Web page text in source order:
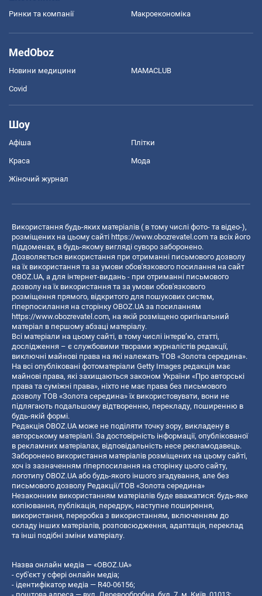
Ринки та компанії Макроекономіка
MedOboz
Новини медицини MAMACLUB
Covid
Шоу
Афіша Плітки
Краса Мода
Жіночий журнал
Використання будь-яких матеріалів ( в тому числі фото- та відео-),
розміщених на цьому сайті https://www.obozrevatel.com та всіх його
піддоменах, в будь-якому вигляді суворо заборонено.
Дозволяється використання при отриманні письмового дозволу
на їх використання та за умови обов'язкового посилання на сайт
OBOZ.UA, а для інтернет-видань - при отриманні письмового
дозволу на їх використання та за умови обов'язкового
розміщення прямого, відкритого для пошукових систем,
гіперпосилання на сторінку OBOZ.UA за посиланням
https://www.obozrevatel.com, на якій розміщено оригінальний
матеріал в першому абзаці матеріалу.
Всі матеріали на цьому сайті, в тому числі інтерв’ю, статті,
дослідження – є службовими творами журналістів редакції,
виключні майнові права на які належать ТОВ «Золота середина».
На всі опубліковані фотоматеріали Getty Images редакція має
майнові права, які захищаються законом України «Про авторські
права та суміжні права», ніхто не має права без письмового
дозволу ТОВ «Золота середина» їх використовувати, вони не
підлягають подальшому відтворенню, перекладу, поширенню в
будь-якій формі.
Редакція OBOZ.UA може не поділяти точку зору, викладену в
авторському матеріалі. За достовірність інформації, опублікованої
в рекламних матеріалах, відповідальність несе рекламодавець.
Заборонено використання матеріалів розміщених на цьому сайті,
хоч із зазначенням гіперпосилання на сторінку цього сайту,
логотипу OBOZ.UA або будь-якого іншого згадування, але без
письмового дозволу Редакції/ТОВ «Золота середина»
Незаконним використанням матеріалів буде вважатися: будь-яке
копiювання, публiкацiя, передрук, наступне поширення,
використання, переробка з використанням, включенням до
складу інших матеріалів, розповсюдження, адаптація, переклад
та інші подібні зміни матеріалу.
Назва онлайн медіа — «OBOZ.UA»
- суб'єкт у сфері онлайн медіа;
- ідентифікатор медіа — R40-06156;